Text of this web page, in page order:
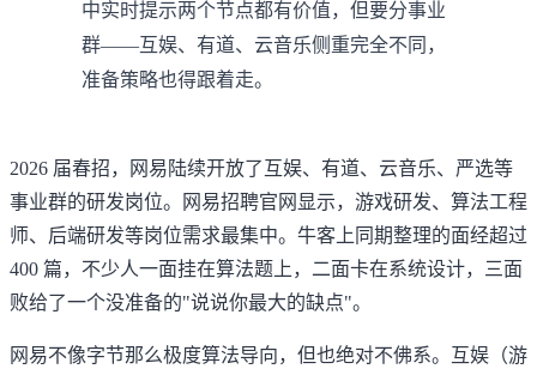
中实时提示两个节点都有价值，但要分事业
群——互娱、有道、云音乐侧重完全不同，
准备策略也得跟着走。
2026 届春招，网易陆续开放了互娱、有道、云音乐、严选等
事业群的研发岗位。
网易招聘官网 显示，游戏研发、算法工程
师、后端研发等岗位需求最集中。 牛客 上同期整理的面经超过
400 篇，不少人一面挂在算法题上，二面卡在系统设计，三面
败给了一个没准备的"说说你最大的缺点"。
网易不像字节那么极度算法导向，但也绝对不佛系。互娱（游